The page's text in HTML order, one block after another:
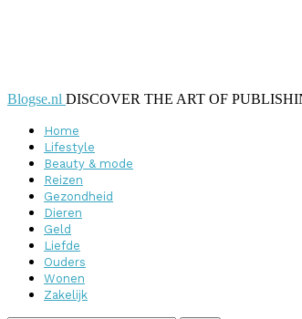
Blogse.nl DISCOVER THE ART OF
Home
Lifestyle
Beauty & mode
Reizen
Gezondheid
Dieren
Geld
Liefde
Ouders
Wonen
Zakelijk